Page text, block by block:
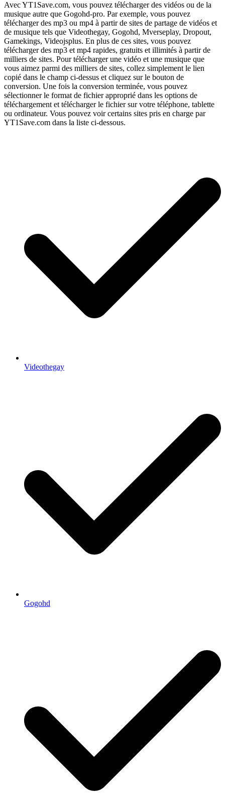
Avec YT1Save.com, vous pouvez télécharger des vidéos ou de la
musique autre que Gogohd-pro. Par exemple, vous pouvez
télécharger des mp3 ou mp4 à partir de sites de partage de vidéos et
de musique tels que Videothegay, Gogohd, Mverseplay, Dropout,
Gamekings, Videojsplus. En plus de ces sites, vous pouvez
télécharger des mp3 et mp4 rapides, gratuits et illimités à partir de
milliers de sites. Pour télécharger une vidéo et une musique que
vous aimez parmi des milliers de sites, collez simplement le lien
copié dans le champ ci-dessus et cliquez sur le bouton de
conversion. Une fois la conversion terminée, vous pouvez
sélectionner le format de fichier approprié dans les options de
téléchargement et télécharger le fichier sur votre téléphone, tablette
ou ordinateur. Vous pouvez voir certains sites pris en charge par
YT1Save.com dans la liste ci-dessous.
Videothegay
Gogohd